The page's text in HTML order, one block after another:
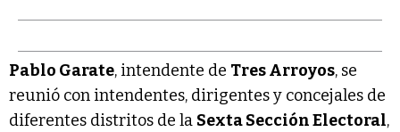
Pablo Garate, intendente de Tres Arroyos, se
reunió con intendentes, dirigentes y concejales de
diferentes distritos de la Sexta Sección Electoral,